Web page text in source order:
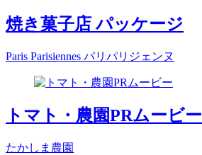
焼き菓子店 パッケージ
Paris Parisiennes パリパリジェンヌ
トマト・農園PRムービー
たかしま農園